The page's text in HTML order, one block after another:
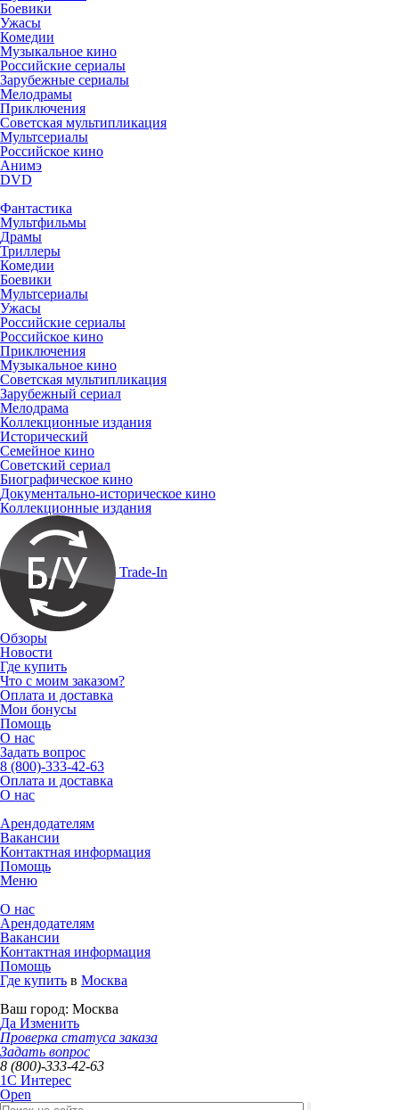
Боевики
Ужасы
Комедии
Музыкальное кино
Российские сериалы
Зарубежные сериалы
Мелодрамы
Приключения
Советская мультипликация
Мультсериалы
Российское кино
Анимэ
DVD
Фантастика
Мультфильмы
Драмы
Триллеры
Комедии
Боевики
Мультсериалы
Ужасы
Российские сериалы
Российское кино
Приключения
Музыкальное кино
Советская мультипликация
Зарубежный сериал
Мелодрама
Коллекционные издания
Исторический
Семейное кино
Советский сериал
Биографическое кино
Документально-историческое кино
Коллекционные издания
Trade-In
Обзоры
Новости
Где купить
Что с моим заказом?
Оплата и доставка
Мои бонусы
Помощь
О нас
Задать вопрос
8 (800)-333-42-63
Оплата и доставка
О нас
Арендодателям
Вакансии
Контактная информация
Помощь
Меню
О нас
Арендодателям
Вакансии
Контактная информация
Помощь
Где купить в Москва
Ваш город: Москва
Да Изменить
Проверка статуса заказа
Задать вопрос
8 (800)-333-42-63
1C Интерес
Open